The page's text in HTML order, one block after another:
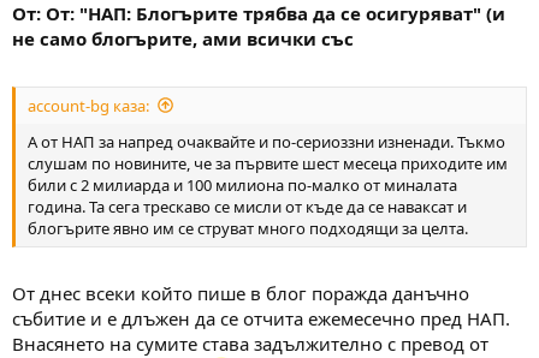
От: От: "НАП: Блогърите трябва да се осигуряват" (и
не само блогърите, ами всички със
account-bg каза:
А от НАП за напред очаквайте и по-сериоззни изненади. Тъкмо
слушам по новините, че за първите шест месеца приходите им
били с 2 милиарда и 100 милиона по-малко от миналата
година. Та сега трескаво се мисли от къде да се наваксат и
блогърите явно им се струват много подходящи за целта.
От днес всеки който пише в блог поражда данъчно
събитие и е длъжен да се отчита ежемесечно пред НАП.
Внасянето на сумите става задължително с превод от